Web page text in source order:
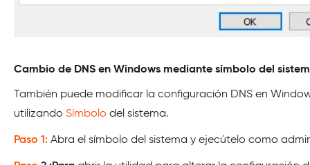
Cambio de DNS en Windows mediante símbolo del
También puede modificar la configuración DNS en
utilizando Símbolo del sistema.
Paso 1: Abra el símbolo del sistema y ejecútelo como